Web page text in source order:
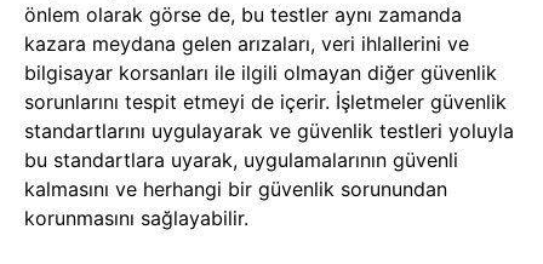
önlem olarak görse de, bu testler aynı zamanda
kazara meydana gelen arızaları, veri ihlallerini ve
bilgisayar korsanları ile ilgili olmayan diğer güvenlik
sorunlarını tespit etmeyi de içerir. İşletmeler güvenlik
standartlarını uygulayarak ve güvenlik testleri yoluyla
bu standartlara uyarak, uygulamalarının güvenli
kalmasını ve herhangi bir güvenlik sorunundan
korunmasını sağlayabilir.